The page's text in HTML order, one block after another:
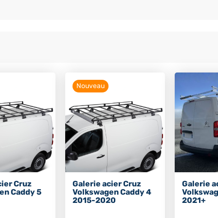
Cruz
Caddy 5
Nouveau
Galerie acier Cruz
Volkswagen Caddy 4
2015-2020
Galerie
2021+